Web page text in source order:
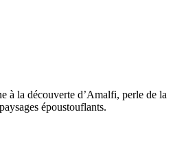
à la découverte d’Amalfi, perle de la
époustouflants.